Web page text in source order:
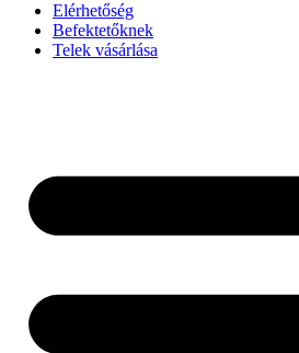
Elérhetőség
Befektetőknek
Telek vásárlása